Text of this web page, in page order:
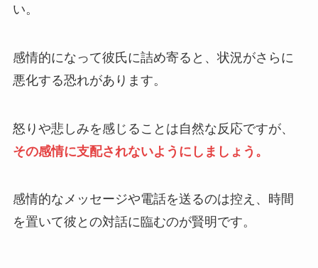
い。
感情的になって彼氏に詰め寄ると、状況がさらに
悪化する恐れがあります。
怒りや悲しみを感じることは自然な反応ですが、
その感情に支配されないようにしましょう。
感情的なメッセージや電話を送るのは控え、時間
を置いて彼との対話に臨むのが賢明です。